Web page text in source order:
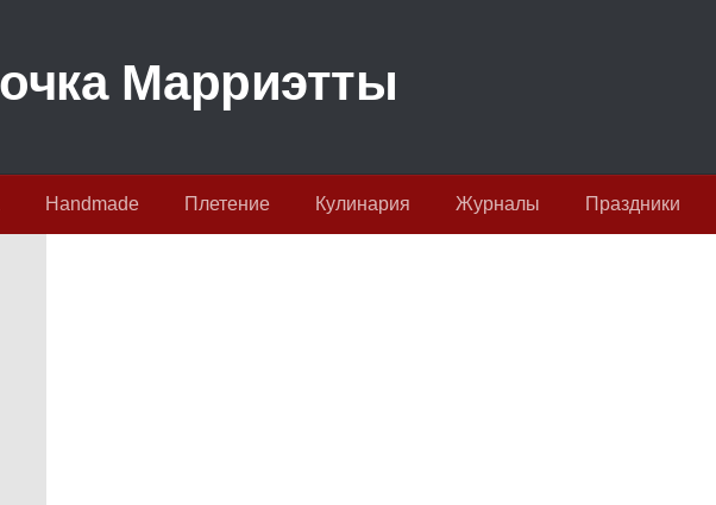
Handmade Плетение Кулинария Журналы Праздники